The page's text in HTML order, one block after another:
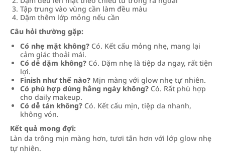
Tập trung vào vùng cần làm đều màu
Dặm thêm lớp mỏng nếu cần
Câu hỏi thường gặp:
Có nhẹ mặt không? Có. Kết cấu mỏng nhẹ, mang lại
cảm giác thoải mái.
Có dễ dặm không? Có. Dặm nhẹ là tiệp da ngay, rất tiện
lợi.
Finish như thế nào? Mịn màng với glow nhẹ tự nhiên.
Có phù hợp dùng hằng ngày không? Có. Rất phù hợp
cho daily makeup.
Có dễ tán không? Có. Kết cấu mịn, tiệp da nhanh,
không vón.
Kết quả mong đợi:
Làn da trông mịn màng hơn, tươi tắn hơn với lớp glow nhẹ
tự nhiên.